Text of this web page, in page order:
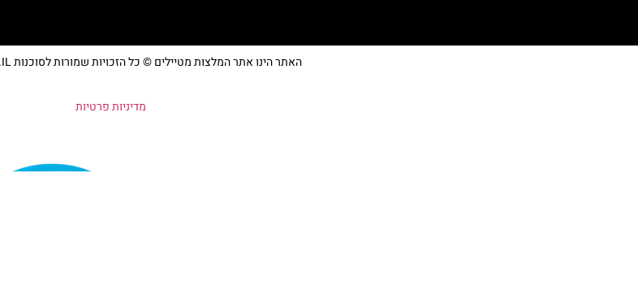
האתר הינו אתר המלצות מטיילים © כל הזכויות שמורות לסוכנות TRAVELERS.CO.IL
מדיניות פרטיות